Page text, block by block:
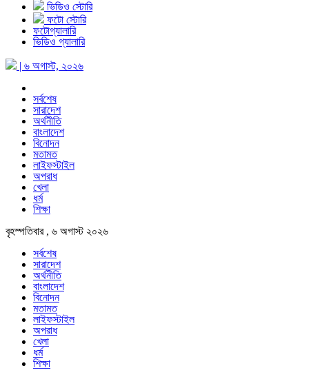
ভিডিও স্টোরি
ফটো স্টোরি
ফটোগ্যালারি
ভিডিও গ্যালারি
| ৬ অগাস্ট, ২০২৬
সর্বশেষ
সারাদেশ
অর্থনীতি
বাংলাদেশ
বিনোদন
মতামত
লাইফস্টাইল
অপরাধ
খেলা
ধর্ম
শিক্ষা
বৃহস্পতিবার , ৬ অগাস্ট ২০২৬
সর্বশেষ
সারাদেশ
অর্থনীতি
বাংলাদেশ
বিনোদন
মতামত
লাইফস্টাইল
অপরাধ
খেলা
ধর্ম
শিক্ষা